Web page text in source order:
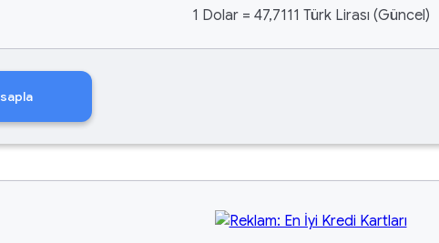
1 Dolar = 47,7111 Türk Lirası (Güncel)